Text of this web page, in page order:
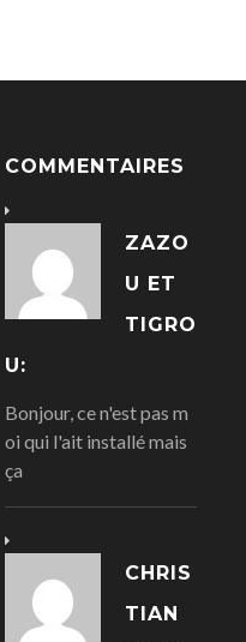
COMMENTAIRES
ZAZO
U ET
TIGRO
U:
Bonjour, ce n'est pas m
oi qui l'ait installé mais
ça
CHRIS
TIAN